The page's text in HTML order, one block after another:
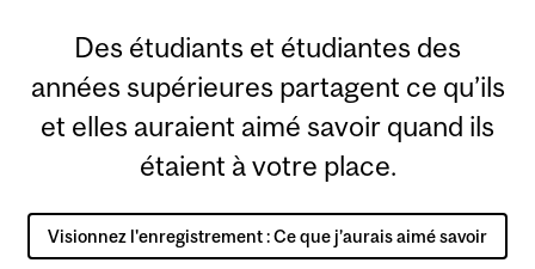
Des étudiants et étudiantes des
années supérieures partagent ce qu’ils
et elles auraient aimé savoir quand ils
étaient à votre place.
Visionnez l'enregistrement : Ce que j’aurais aimé savoir